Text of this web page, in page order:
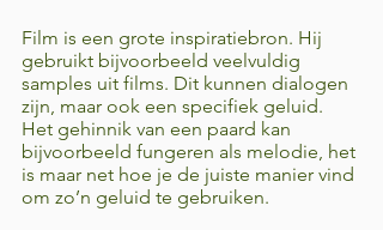
Film is een grote inspiratiebron. Hij
gebruikt bijvoorbeeld veelvuldig
samples uit films. Dit kunnen dialogen
zijn, maar ook een specifiek geluid.
Het gehinnik van een paard kan
bijvoorbeeld fungeren als melodie, het
is maar net hoe je de juiste manier vind
om zo’n geluid te gebruiken.